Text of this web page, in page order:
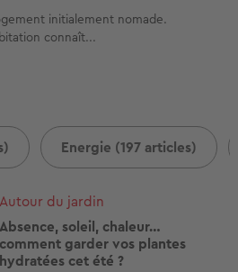
initialement nomade.
connaît...
Energie (197 articles)
Autour du jardin
Absence, soleil, chaleur…
comment garder vos plantes
hydratées cet été ?